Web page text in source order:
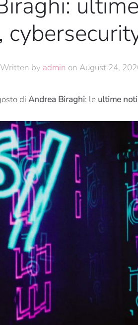
Written by admin on August 24,
di Andrea Biraghi: le ultime